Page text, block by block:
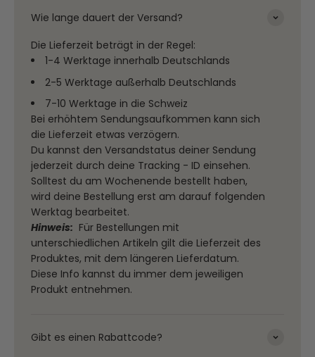
Wie lange dauert der Versand?
Die Lieferzeit beträgt in der Regel:
1-4 Werktage innerhalb Deutschlands
2-5 Werktage außerhalb Deutschlands
7-10 Werktage in die Schweiz
Bei erhöhtem Sendungsaufkommen kann sich
die Lieferzeit etwas verzögern.
Du kannst den Versandstatus deiner Sendung
jederzeit durch deine Tracking - ID einsehen.
Solltest du am Wochenende bestellt haben,
wird deine Bestellung erst am darauf folgenden
Werktag bearbeitet.
Hinweis: Für Bestellungen mit
unterschiedlichen Artikeln gilt die Lieferzeit des
Produktes, mit dem längeren Lieferdatum.
Diese Info kannst du immer dem jeweiligen
Produkt entnehmen.
Gibt es einen Rabattcode?